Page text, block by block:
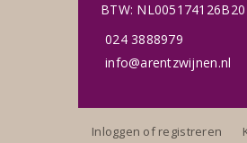
BTW: NL005174126B20
024 3888979
info@arentzwijnen.nl
Inloggen of registreren